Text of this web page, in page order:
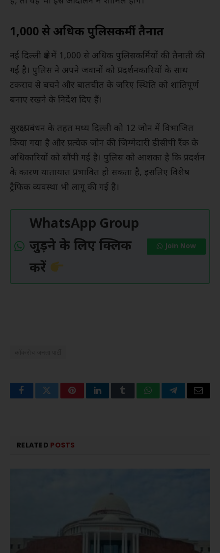
1,000 से अधिक पुलिसकर्मी तैनात
नई दिल्ली क्षेत्र में 1,000 से अधिक पुलिसकर्मियों की तैनाती की
गई है। पुलिस ने अपने जवानों को प्रदर्शनकारियों के साथ
टकराव से बचने और बातचीत के जरिए स्थिति को शांतिपूर्ण
बनाए रखने के निर्देश दिए हैं।
सुरक्षा प्रबंधन के तहत मध्य दिल्ली को 12 जोन में विभाजित
किया गया है और प्रत्येक जोन की जिम्मेदारी डीसीपी रैंक के
अधिकारियों को सौंपी गई है। पुलिस को आशंका है कि प्रदर्शन
के कारण यातायात प्रभावित हो सकता है, इसलिए विशेष
ट्रैफिक व्यवस्था भी लागू की गई है।
WhatsApp Group
जुड़ने के लिए क्लिक
करें
Join Now
FacebookTwitterPinterestLinkedInTumblrWhatsAppTelegramEmail
RELATED POSTS